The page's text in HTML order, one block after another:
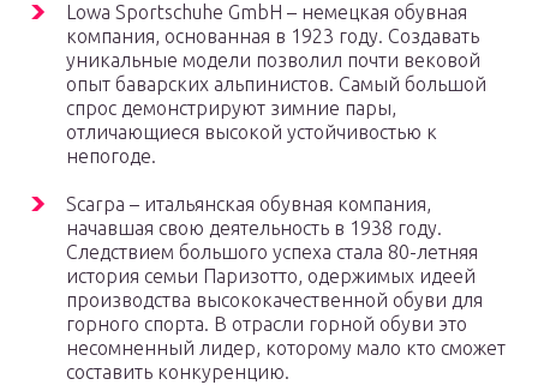
Lowa Sportschuhe GmbH – немецкая обувная
компания, основанная в 1923 году. Создавать
уникальные модели позволил почти вековой
опыт баварских альпинистов. Самый большой
спрос демонстрируют зимние пары,
отличающиеся высокой устойчивостью к
непогоде.
Scarpa – итальянская обувная компания,
начавшая свою деятельность в 1938 году.
Следствием большого успеха стала 80-летняя
история семьи Паризотто, одержимых идеей
производства высококачественной обуви для
горного спорта. В отрасли горной обуви это
несомненный лидер, которому мало кто сможет
составить конкуренцию.